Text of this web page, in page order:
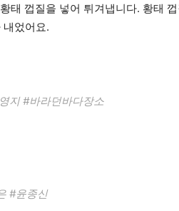
태 껍질을 넣어 튀겨냅니다. 황태
었어요.
지 #바라던바다장소
#윤종신